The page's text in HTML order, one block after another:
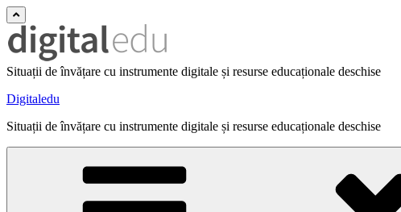
Situații de învățare cu instrumente digitale și resurse educaționale deschise
Digitaledu
Situații de învățare cu instrumente digitale și resurse educaționale deschise